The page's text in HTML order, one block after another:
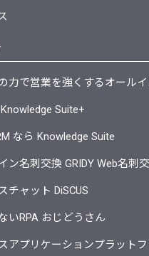
力で営業を強くするオール
Suite+
なら Knowledge Suite
ン名刺交換 GRIDY Web名刺
チャット DiSCUS
いRPA おじどうさん
アプリケーションプラット